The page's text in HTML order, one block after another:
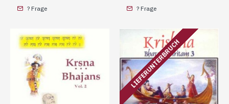
? Frage ? Frage
LIEFERUNTERBRUCH